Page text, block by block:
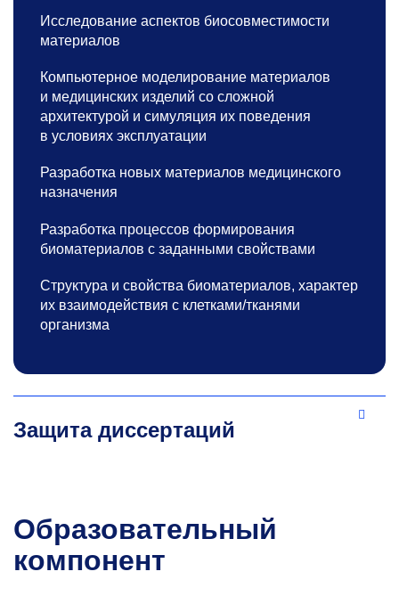
Исследование аспектов биосовместимости
материалов
Компьютерное моделирование материалов
и медицинских изделий со сложной
архитектурой и симуляция их поведения
в условиях эксплуатации
Разработка новых материалов медицинского
назначения
Разработка процессов формирования
биоматериалов с заданными свойствами
Структура и свойства биоматериалов, характер
их взаимодействия с клетками/тканями
организма
Защита диссертаций
Образовательный
компонент